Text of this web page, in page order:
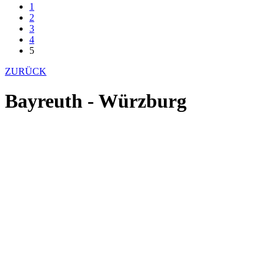
1
2
3
4
5
ZURÜCK
Bayreuth - Würzburg